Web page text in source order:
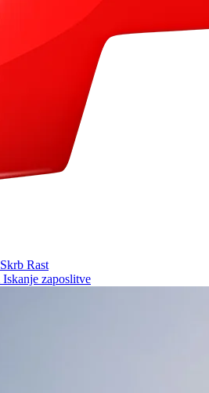
Skrb Rast
Iskanje zaposlitve